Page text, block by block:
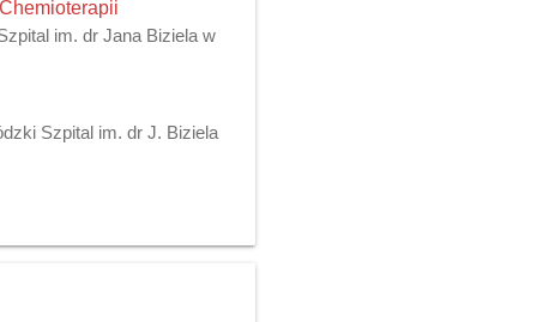
im. dr Jana Biziela w
Szpital im. dr J. Biziela